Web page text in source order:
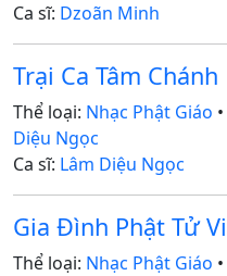
Ca sĩ: Dzoãn Minh
Trại Ca Tâm Chánh
Thể loại: Nhạc Phật Giáo
Diệu Ngọc
Ca sĩ: Lâm Diệu Ngọc
Gia Đình Phật Tử
Thể loại: Nhạc Phật Giáo